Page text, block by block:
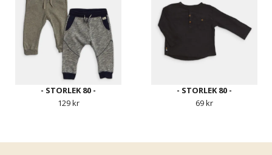
- STORLEK 80 -
129 kr
- STORLEK 80 -
69 kr